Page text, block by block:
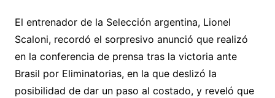
El entrenador de la Selección argentina, Lionel
Scaloni, recordó el sorpresivo anunció que realizó
en la conferencia de prensa tras la victoria ante
Brasil por Eliminatorias, en la que deslizó la
posibilidad de dar un paso al costado, y reveló que